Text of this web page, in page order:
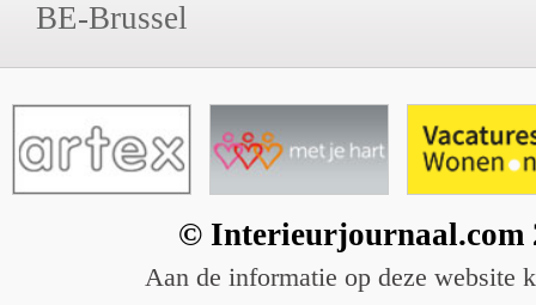
BE-Brussel
© Interieurjournaal.com
Aan de informatie op deze website